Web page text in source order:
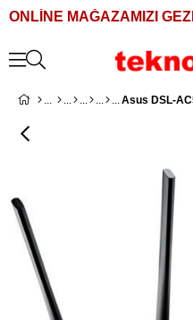
ONLİNE MAĞAZAMIZI